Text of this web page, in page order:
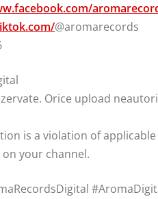
@aromarecords
Orice upload
is a violation of
your channel.